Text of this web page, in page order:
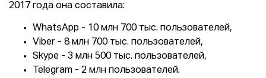
2017 года она составила:
WhatsApp - 10 млн 700 тыс. пользователей,
Viber - 8 млн 700 тыс. пользователей,
Skype - 3 млн 500 тыс. пользователей,
Telegram - 2 млн пользователей.